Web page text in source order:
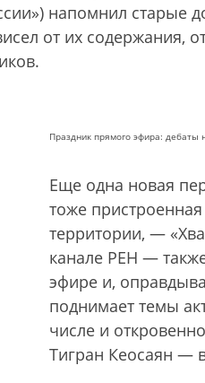
напомнил старые
от их содержания,
Праздник прямого эфира: дебаты
Еще одна новая
тоже
территории, —
канале РЕН —
эфире и,
поднимает темы
числе и
Тигран Кеосаян —